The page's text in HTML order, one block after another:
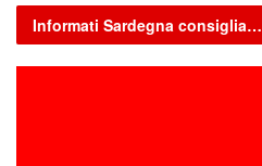
Informati Sardegna consiglia…